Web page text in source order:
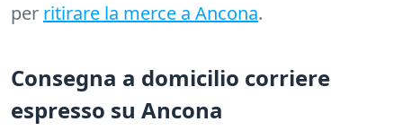
per ritirare la merce a Ancona.
Consegna a domicilio corriere
espresso su Ancona